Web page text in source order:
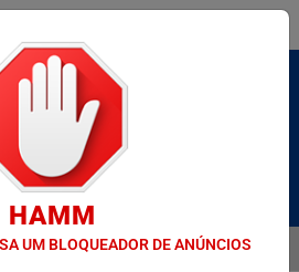
DAS ANTIGAS NESTE SÁBADO
MENU
HAMM
UM BLOQUEADOR DE ANÚNCIOS